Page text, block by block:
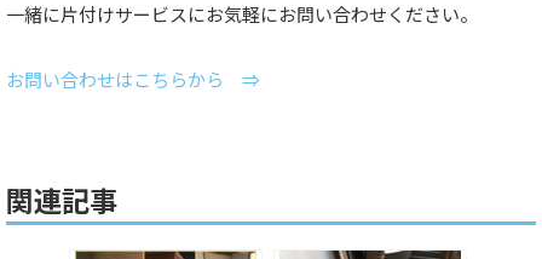
一緒に片付けサービスにお気軽にお問い合わせください。
お問い合わせはこちらから ⇒
関連記事